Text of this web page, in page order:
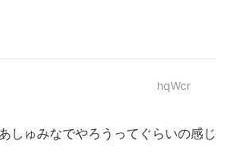
hqWcr
しゅみなでやろうってぐらいの感じ